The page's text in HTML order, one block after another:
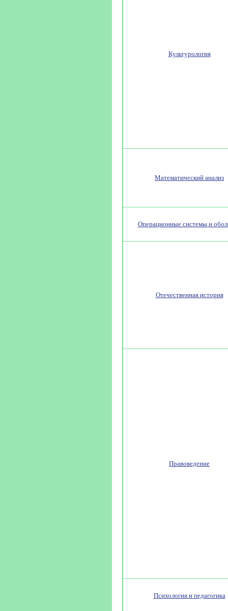
Культурология
Математический анализ
Операционные системы и
Отечественная история
Правоведение
Психология и педагогика